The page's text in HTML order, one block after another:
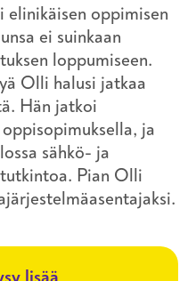
elinikäisen oppimisen
ei suinkaan
loppumiseen.
Olli halusi jatkaa
Hän jatkoi
ja
sähkö- ja
Pian Olli